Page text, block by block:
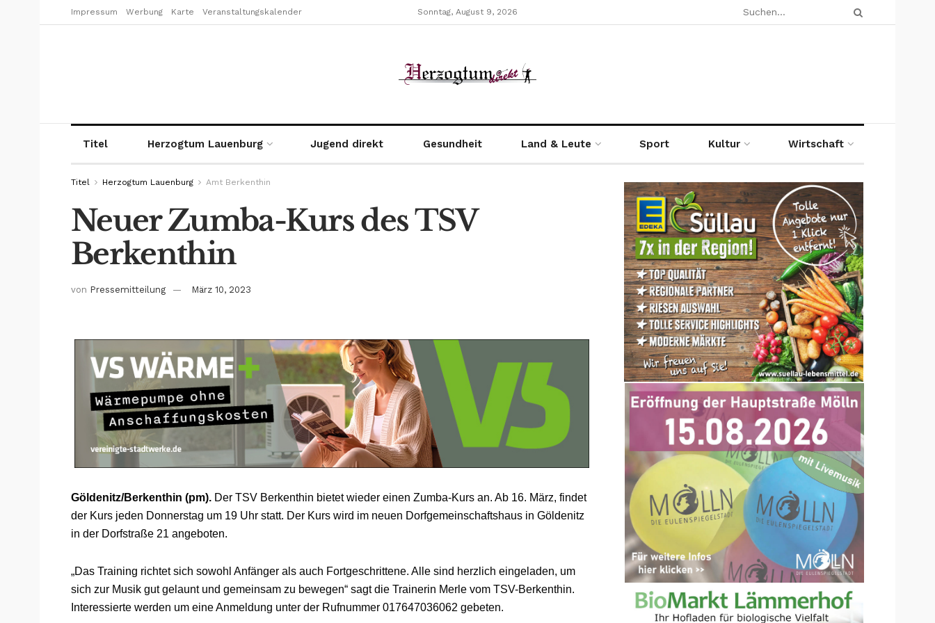
Impressum Werbung Karte Veranstaltungskalender Sonntag, August 9, 2026
Titel Herzogtum Lauenburg Jugend direkt Gesundheit Land & Leute Sport Kultur Wirtschaft
Titel Herzogtum Lauenburg Amt Berkenthin
Neuer Zumba-Kurs des TSV
Berkenthin
von Pressemitteilung März 10, 2023
Göldenitz/Berkenthin (pm). Der TSV Berkenthin bietet wieder einen Zumba-Kurs an. Ab 16. März, findet
der Kurs jeden Donnerstag um 19 Uhr statt. Der Kurs wird im neuen Dorfgemeinschaftshaus in Göldenitz
in der Dorfstraße 21 angeboten.
„Das Training richtet sich sowohl Anfänger als auch Fortgeschrittene. Alle sind herzlich eingeladen, um
sich zur Musik gut gelaunt und gemeinsam zu bewegen“ sagt die Trainerin Merle vom TSV-Berkenthin.
Interessierte werden um eine Anmeldung unter der Rufnummer 017647036062 gebeten.